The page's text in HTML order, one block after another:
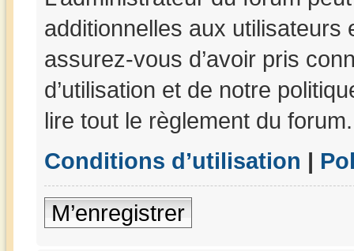
additionnelles aux utilisateurs
assurez-vous d’avoir pris
d’utilisation et de notre
lire tout le règlement du forum.
Conditions d’utilisation |
M’enregistrer